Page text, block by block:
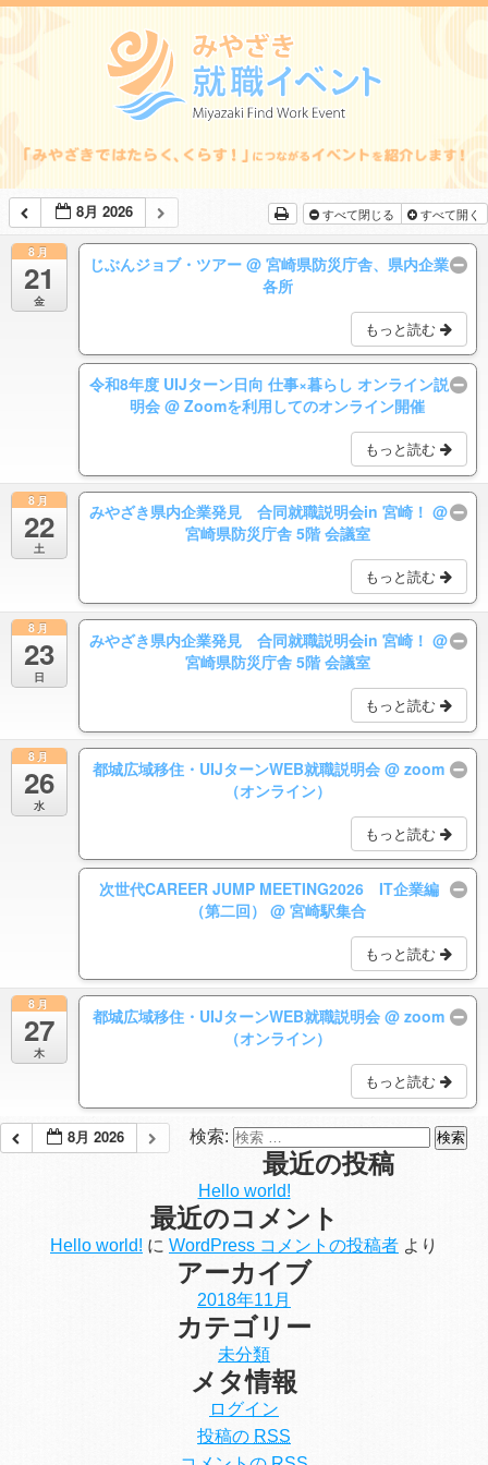
8月 2026 すべて閉じる すべて開く
8月
21
金
じぶんジョブ・ツアー @ 宮崎県防災庁舎、県内企業
各所
もっと読む
令和8年度 UIJターン日向 仕事×暮らし オンライン説
明会@ Zoomを利用してのオンライン開催
もっと読む
8月
22
土
みやざき県内企業発見 合同就職説明会in 宮崎！@
宮崎県防災庁舎 5階 会議室
もっと読む
8月
23
日
みやざき県内企業発見 合同就職説明会in 宮崎！@
宮崎県防災庁舎 5階 会議室
もっと読む
8月
26
水
都城広域移住・UIJターンWEB就職説明会@ zoom
（オンライン）
もっと読む
次世代CAREER JUMP MEETING2026 IT企業編
（第二回） @ 宮崎駅集合
もっと読む
8月
27
木
都城広域移住・UIJターンWEB就職説明会@ zoom
（オンライン）
もっと読む
8月 2026 検索:
最近の投稿
Hello world!
最近のコメント
Hello world! に WordPress コメントの投稿者 より
アーカイブ
2018年11月
カテゴリー
未分類
メタ情報
ログイン
投稿の RSS